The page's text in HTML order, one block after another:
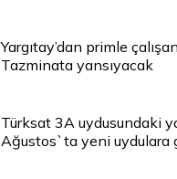
Yargıtay’dan primle
Tazminata yansıyacak
Türksat 3A uydusundaki
Ağustos`ta yeni uydulara